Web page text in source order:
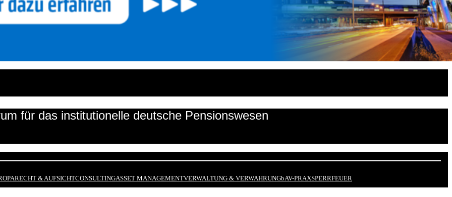
für das institutionelle deutsche Pensionswesen
RECHT & AUFSICHTCONSULTINGASSET MANAGEMENTVERWALTUNG & VERWAHRUNGbAV-PRAXSPERRFEUER